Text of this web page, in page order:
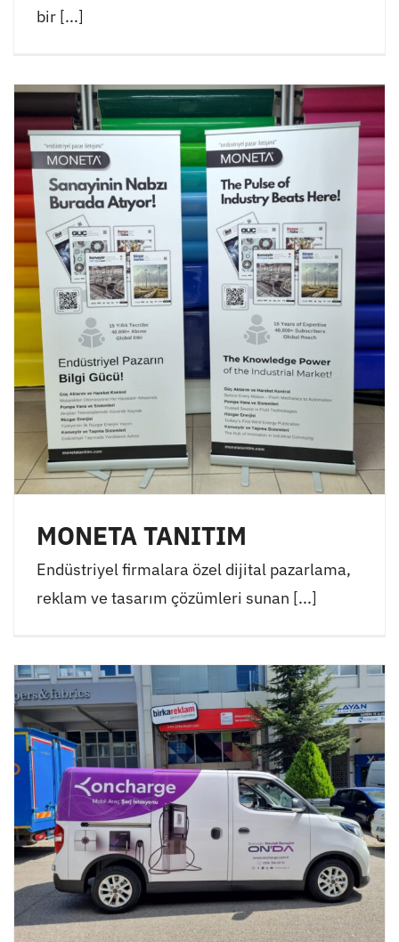
bir [...]
MONETA TANITIM
Endüstriyel firmalara özel dijital pazarlama,
reklam ve tasarım çözümleri sunan [...]